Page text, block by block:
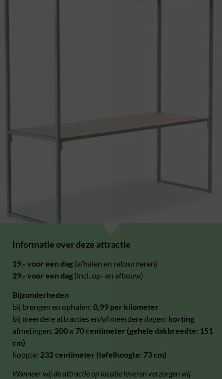
Informatie over deze attractie
19,- voor een dag (afhalen en retourneren)
29,- voor een dag (incl. op- en afbouw)
Bijzonderheden
bij brengen en ophalen: 0,99 per kilometer
bij meerdere attracties en/of meerdere dagen: korting
afmetingen: 200 x 70 centimeter (gehele dakbreedte: 151
cm)
hoogte: 232 centimeter (tafelhoogte: 73 cm)
Wanneer wij de attractie op locatie leveren verzorgen wij